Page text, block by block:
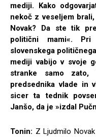
mediji. Kako
nekoč z veseljem
Novak? Da ste tik
politični mami«.
slovenskega
mediji vabijo v svoje
stranke samo
predsednika vlade in
sicer ta tednik
Janšo, da je »izdal
Tonin: Z Ljudmilo